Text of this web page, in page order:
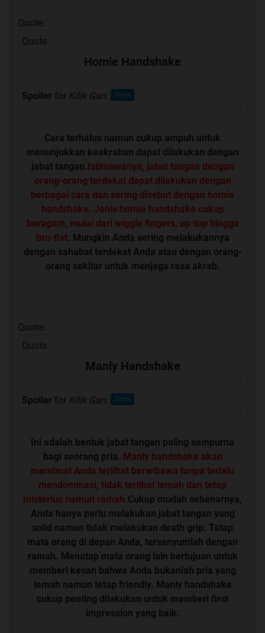
Quote:
Quote:
Homie Handshake
Spoiler for Kilik Gan
Cara terhalus namun cukup ampuh untuk
menunjukkan keakraban dapat dilakukan dengan
jabat tangan.Istimewanya, jabat tangan dengan
orang-orang terdekat dapat dilakukan dengan
berbagai cara dan sering disebut dengan homie
handshake. Jenis homie handshake cukup
beragam, mulai dari wiggle fingers, up-top hingga
bro-fist. Mungkin Anda sering melakukannya
dengan sahabat terdekat Anda atau dengan orang-
orang sekitar untuk menjaga rasa akrab.
Quote:
Quote:
Manly Handshake
Spoiler for Kilik Gan
Ini adalah bentuk jabat tangan paling sempurna
bagi seorang pria. Manly handshake akan
membuat Anda terlihat berwibawa tanpa terlalu
mendominasi, tidak terlihat lemah dan tetap
misterius namun ramah.Cukup mudah sebenarnya,
Anda hanya perlu melakukan jabat tangan yang
solid namun tidak melakukan death grip. Tatap
mata orang di depan Anda, tersenyumlah dengan
ramah. Menatap mata orang lain bertujuan untuk
memberi kesan bahwa Anda bukanlah pria yang
lemah namun tetap friendly. Manly handshake
cukup penting dilakukan untuk memberi first
impression yang baik.